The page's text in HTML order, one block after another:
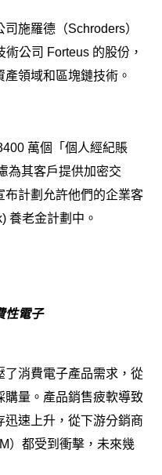
施羅德（Schroders）
公司 Forteus 的股份，
領域和區塊鏈技術。
萬個「個人經紀賬
為其客戶提供加密交
布計劃允許他們的企業客
養老金計劃中。
性電子
了消費電子產品需求，從
購量。產品銷售疲軟導致
速上升，從下游分銷商
）都受到衝擊，未來幾